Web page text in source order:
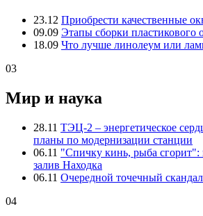
23.12 Приобрести качественные
09.09 Этапы сборки пластикового
18.09 Что лучше линолеум или
03
Мир и наука
28.11 ТЭЦ-2 – энергетическое
планы по модернизации станции
06.11 "Спичку кинь, рыба сгорит":
залив Находка
06.11 Очередной точечный скандал
04